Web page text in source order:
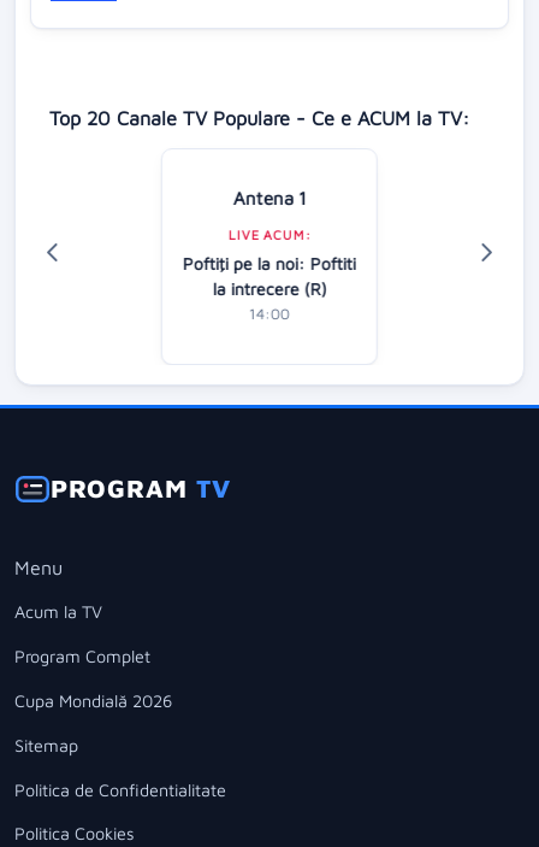
Top 20 Canale TV Populare - Ce e ACUM la TV:
Antena 1
LIVE ACUM:
Poftiţi pe la noi: Poftiti
la intrecere (R)
14:00
PROGRAMTV
Menu
Acum la TV
Program Complet
Cupa Mondială 2026
Sitemap
Politica de Confidentialitate
Politica Cookies